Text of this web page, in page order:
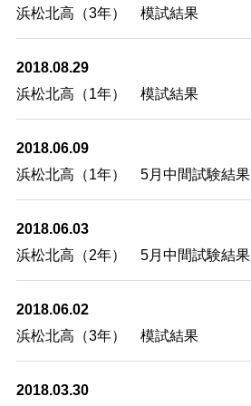
浜松北高（3年） 模試結果
2018.08.29
浜松北高（1年） 模試結果
2018.06.09
浜松北高（1年） 5月中間試験結果
2018.06.03
浜松北高（2年） 5月中間試験結果
2018.06.02
浜松北高（3年） 模試結果
2018.03.30